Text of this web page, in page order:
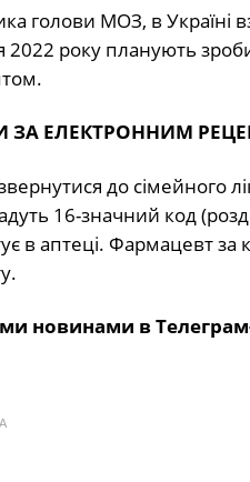
голови МОЗ, в Україні
2022 року планують
ЗА ЕЛЕКТРОННИМ
до сімейного
16-значний код
в аптеці. Фармацевт за
новинами в